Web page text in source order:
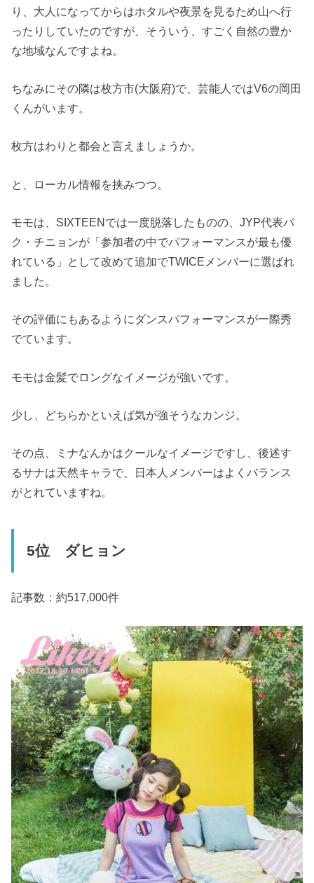
り、大人になってからはホタルや夜景を見るため山へ行
ったりしていたのですが、そういう、すごく自然の豊か
な地域なんですよね。
ちなみにその隣は枚方市(大阪府)で、芸能人ではV6の岡田
くんがいます。
枚方はわりと都会と言えましょうか。
と、ローカル情報を挟みつつ。
モモは、SIXTEENでは一度脱落したものの、JYP代表パ
ク・チニョンが「参加者の中でパフォーマンスが最も優
れている」として改めて追加でTWICEメンバーに選ばれ
ました。
その評価にもあるようにダンスパフォーマンスが一際秀
でています。
モモは金髪でロングなイメージが強いです。
少し、どちらかといえば気が強そうなカンジ。
その点、ミナなんかはクールなイメージですし、後述す
るサナは天然キャラで、日本人メンバーはよくバランス
がとれていますね。
5位 ダヒョン
記事数：約517,000件